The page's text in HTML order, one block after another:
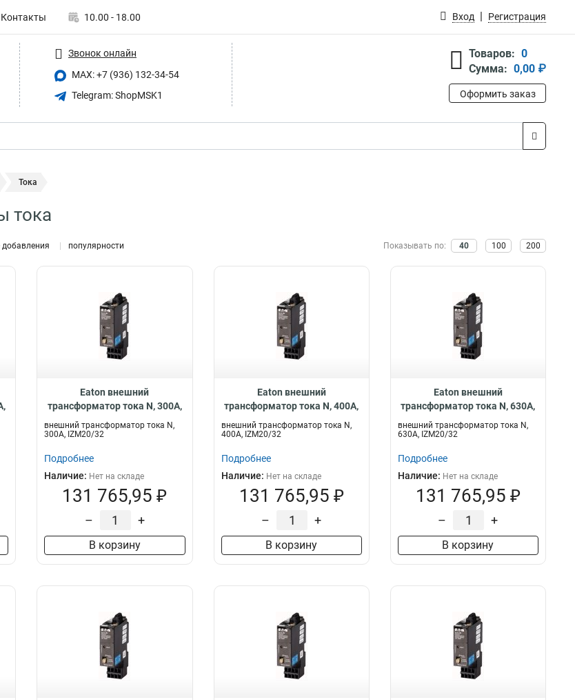
Контакты 10.00 - 18.00 Вход Регистрация
Звонок онлайн
MAX: +7 (936) 132-34-54
Telegram: ShopMSK1
Товаров: 0
Сумма: 0,00 ₽
Оформить заказ
Тока
тока
добавления популярности Показывать по: 40 100 200
Eaton внешний
трансформатор тока N, 300А,
IZM20/32 IZM-CTN-300
внешний трансформатор тока N,
300А, IZM20/32
Подробнее
Наличие: Нет на складе
131 765,95 ₽
– +
В корзину
Eaton внешний
трансформатор тока N, 400A,
IZM20/32 IZM-CTN-400
внешний трансформатор тока N,
400A, IZM20/32
Подробнее
Наличие: Нет на складе
131 765,95 ₽
– +
В корзину
Eaton внешний
трансформатор тока N, 630A,
IZM20/32 IZM-CTN-630
внешний трансформатор тока N,
630A, IZM20/32
Подробнее
Наличие: Нет на складе
131 765,95 ₽
– +
В корзину